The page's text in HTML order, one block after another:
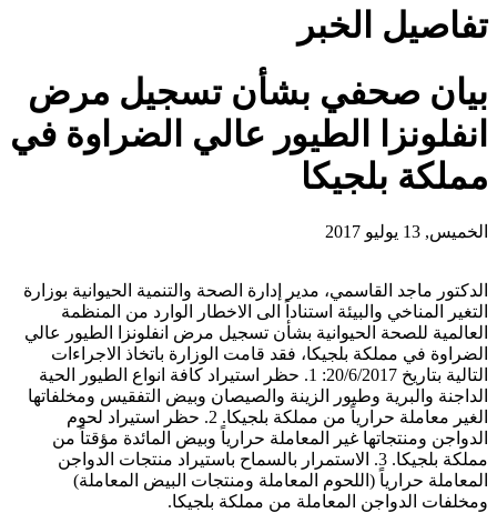
تفاصيل الخبر
بيان صحفي بشأن تسجيل مرض
انفلونزا الطيور عالي الضراوة في
مملكة بلجيكا
الخميس, 13 يوليو 2017
الدكتور ماجد القاسمي، مدير إدارة الصحة والتنمية الحيوانية بوزارة
التغير المناخي والبيئة استناداً الى الاخطار الوارد من المنظمة
العالمية للصحة الحيوانية بشأن تسجيل مرض انفلونزا الطيور عالي
الضراوة في مملكة بلجيكا، فقد قامت الوزارة باتخاذ الاجراءات
التالية بتاريخ 20/6/2017: 1. حظر استيراد كافة انواع الطيور الحية
الداجنة والبرية وطيور الزينة والصيصان وبيض التفقيس ومخلفاتها
الغير معاملة حرارياً من مملكة بلجيكا. 2. حظر استيراد لحوم
الدواجن ومنتجاتها غير المعاملة حرارياً وبيض المائدة مؤقتاً من
مملكة بلجيكا. 3. الاستمرار بالسماح باستيراد منتجات الدواجن
المعاملة حرارياً (اللحوم المعاملة ومنتجات البيض المعاملة)
ومخلفات الدواجن المعاملة من مملكة بلجيكا.